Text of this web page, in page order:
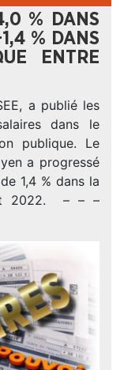
% DANS
% DANS
ENTRE
a publié les
dans le
publique. Le
a progressé
1,4 % dans la
2022. – – –